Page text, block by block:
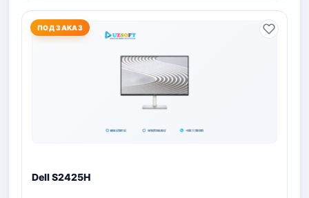
ПОД ЗАКАЗ
Dell S2425H